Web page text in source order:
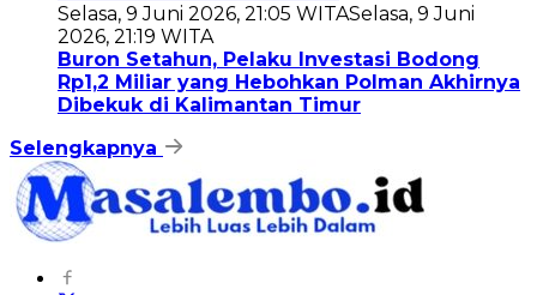
Selasa, 9 Juni 2026, 21:05 WITASelasa, 9 Juni
2026, 21:19 WITA
Buron Setahun, Pelaku Investasi Bodong
Rp1,2 Miliar yang Hebohkan Polman Akhirnya
Dibekuk di Kalimantan Timur
Selengkapnya